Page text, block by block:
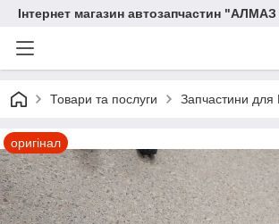
Інтернет магазин автозапчастин
Товари та послуги Запчастини
оригінал